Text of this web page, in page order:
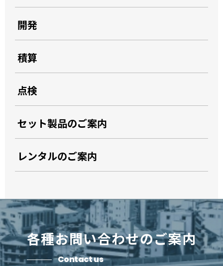
開発
積算
点検
セット製品のご案内
レンタルのご案内
各種お問い合わせのご案内
Contact us